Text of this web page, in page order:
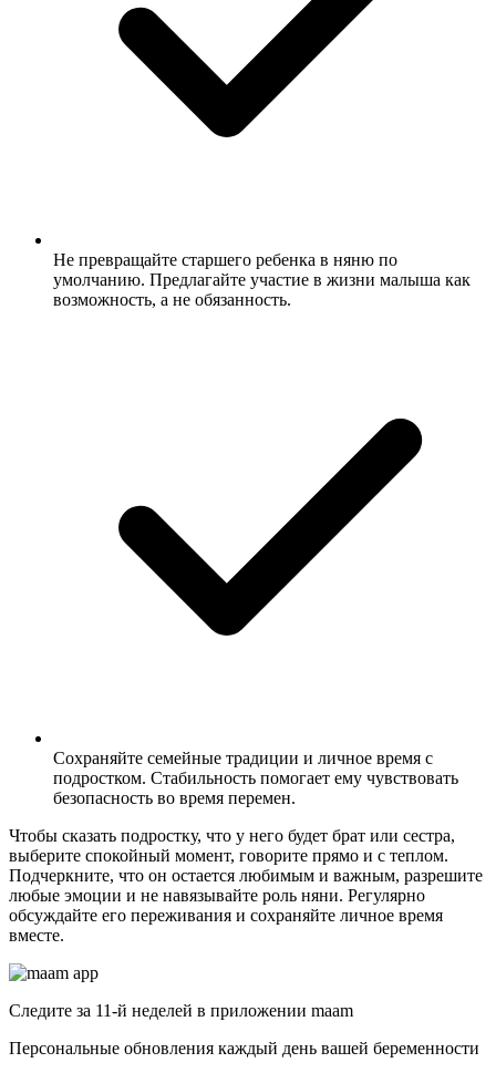
Не превращайте старшего ребенка в няню по
умолчанию. Предлагайте участие в жизни малыша как
возможность, а не обязанность.
Сохраняйте семейные традиции и личное время с
подростком. Стабильность помогает ему чувствовать
безопасность во время перемен.
Чтобы сказать подростку, что у него будет брат или сестра,
выберите спокойный момент, говорите прямо и с теплом.
Подчеркните, что он остается любимым и важным, разрешите
любые эмоции и не навязывайте роль няни. Регулярно
обсуждайте его переживания и сохраняйте личное время
вместе.
Следите за 11-й неделей в приложении maam
Персональные обновления каждый день вашей беременности